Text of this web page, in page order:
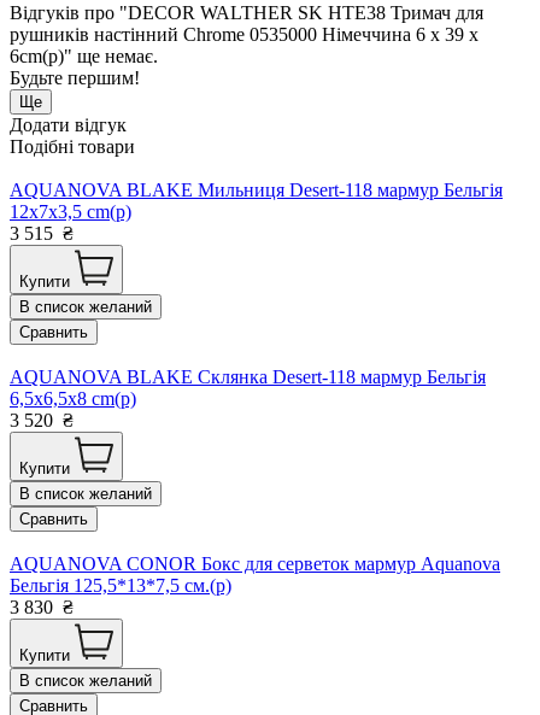
Відгуків про "DECOR WALTHER SK HTE38 Тримач для
рушників настінний Chrome 0535000 Німеччина 6 x 39 x
6cm(р)" ще немає.
Будьте першим!
Ще
Додати відгук
Подібні товари
AQUANOVA BLAKE Мильниця Desert-118 мармур Бельгія
12x7x3,5 cm(р)
3 515 ₴
Купити
В список желаний
Сравнить
AQUANOVA BLAKE Склянка Desert-118 мармур Бельгія
6,5x6,5x8 cm(р)
3 520 ₴
Купити
В список желаний
Сравнить
AQUANOVA CONOR Бокс для серветок мармур Aquanova
Бельгія 125,5*13*7,5 см.(р)
3 830 ₴
Купити
В список желаний
Сравнить